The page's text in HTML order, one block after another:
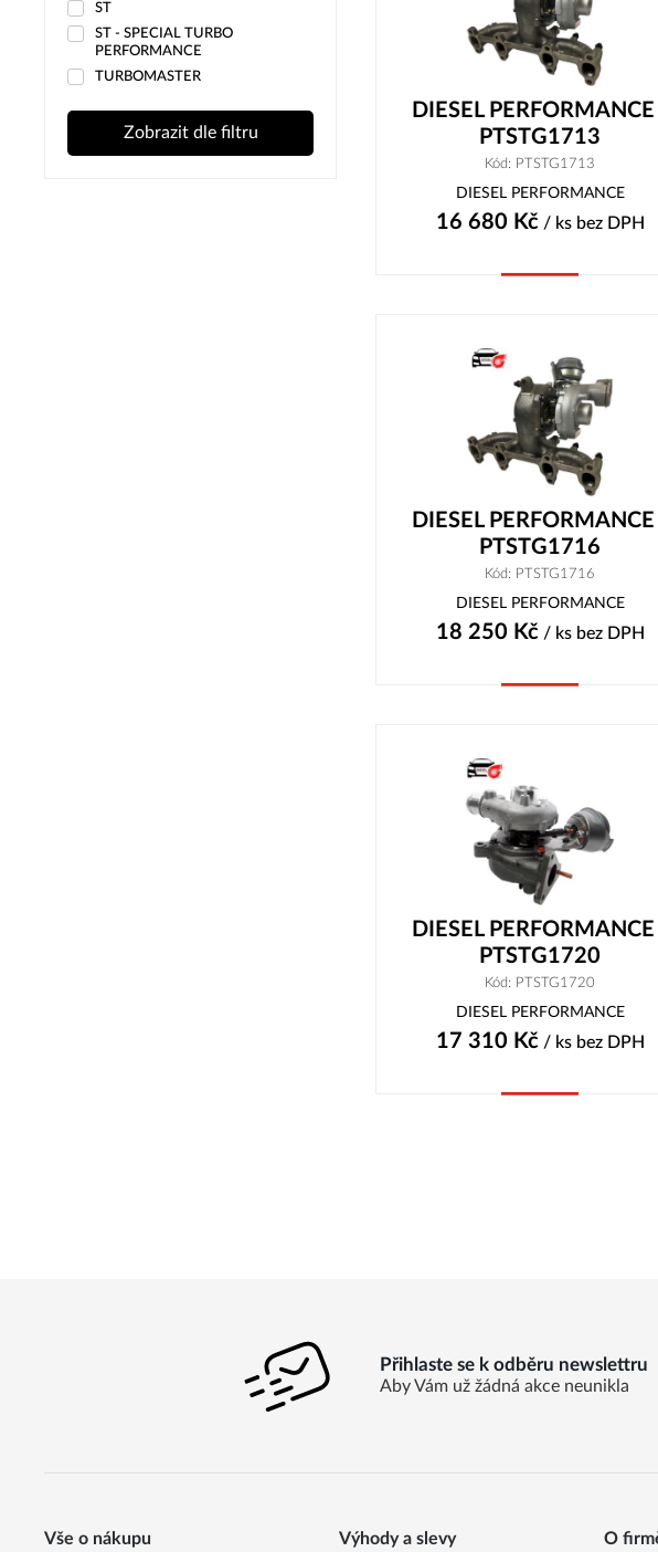
ST
ST - SPECIAL TURBO
PERFORMANCE
TURBOMASTER
Zobrazit dle filtru
DIESEL
PTSTG1713
Kód: PTSTG1713
DIESEL PERFORMANCE
16 680 Kč/ ks bez DPH
DIESEL
PTSTG1716
Kód: PTSTG1716
DIESEL PERFORMANCE
18 250 Kč/ ks bez DPH
DIESEL
PTSTG1720
Kód: PTSTG1720
DIESEL PERFORMANCE
17 310 Kč/ ks bez DPH
Přihlaste se k odběru newslettru
Aby Vám už žádná akce neunikla
Vše o nákupu Výhody a slevy O